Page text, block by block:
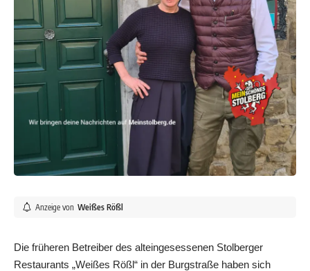
Anzeige von Weißes Rößl
Die früheren Betreiber des alteingesessenen Stolberger
Restaurants „Weißes Rößl“ in der Burgstraße haben sich